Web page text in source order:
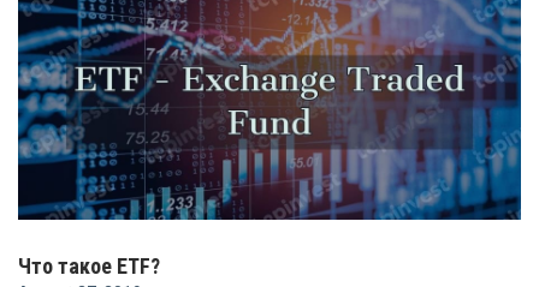
Что такое ETF?